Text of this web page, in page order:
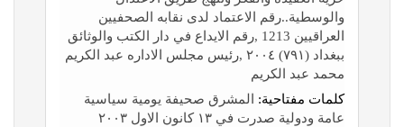
والوسطية..رقم الاعتماد لدى نقابه الصحفيين
العراقيين 1213 ,رقم الايداع في دار الكتب والوثائق
ببغداد (٧٩١) ٢٠٠٤ ,رئيس مجلس الاداره عبد الكريم
محمد عبد الكريم
كلمات مفتاحية: المشرق صحيفة يومية سياسية
عامة ودولية صدرت في ١٣ كانون الاول ٢٠٠٣